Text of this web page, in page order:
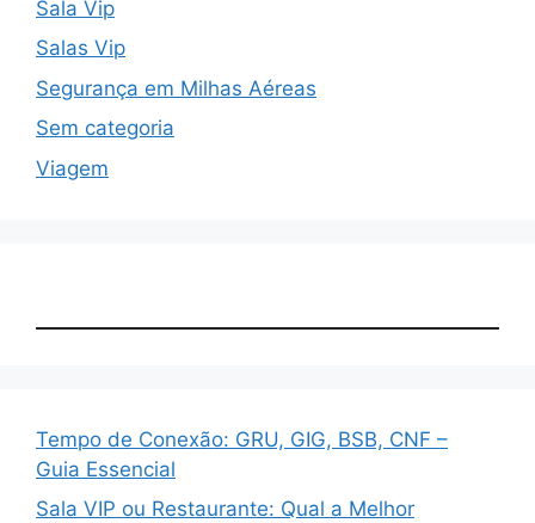
Sala Vip
Salas Vip
Segurança em Milhas Aéreas
Sem categoria
Viagem
Tempo de Conexão: GRU, GIG, BSB, CNF –
Guia Essencial
Sala VIP ou Restaurante: Qual a Melhor